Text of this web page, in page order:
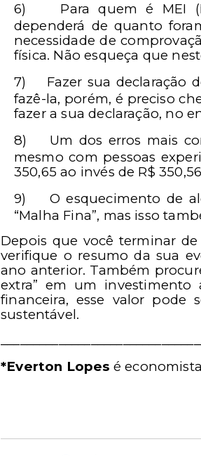
6)
Para quem é MEI
dependerá de quanto
necessidade de
física. Não esqueça que
7)
Fazer sua declaração
fazê-la, porém, é preciso
fazer a sua declaração, no
8)
Um dos erros mais
mesmo com pessoas
350,65 ao invés de R$
9)
O esquecimento de
“Malha Fina”, mas isso
Depois que você terminar
verifique o resumo da sua
ano anterior. Também
extra” em um investimento
financeira, esse valor pode
sustentável.
*Everton Lopes é